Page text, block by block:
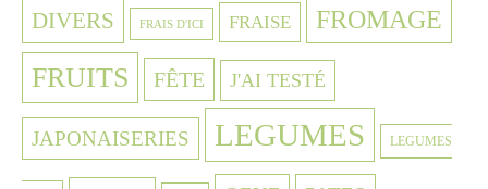
DIVERS FRAIS D'ICI FRAISE FROMAGE
FRUITS FÊTE J'AI TESTÉ
JAPONAISERIES LEGUMES LEGUMES